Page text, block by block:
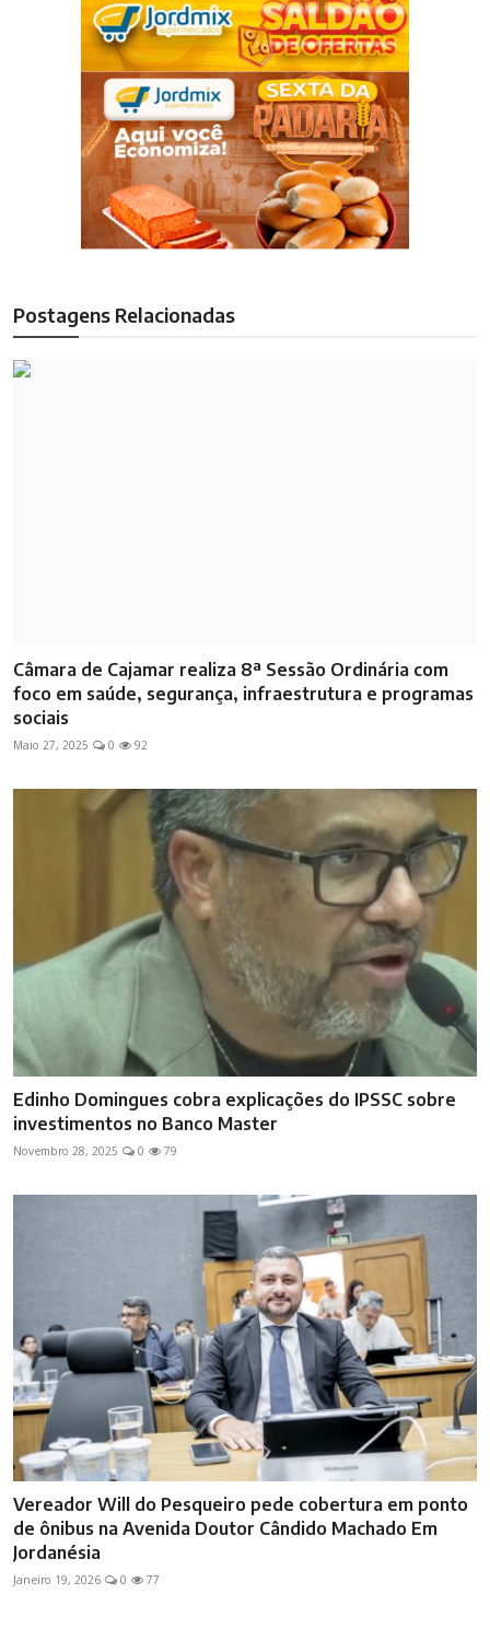
Postagens Relacionadas
Câmara de Cajamar realiza 8ª Sessão Ordinária com
foco em saúde, segurança, infraestrutura e programas
sociais
Maio 27, 2025 0 92
Edinho Domingues cobra explicações do IPSSC sobre
investimentos no Banco Master
Novembro 28, 2025 0 79
Vereador Will do Pesqueiro pede cobertura em ponto
de ônibus na Avenida Doutor Cândido Machado Em
Jordanésia
Janeiro 19, 2026 0 77